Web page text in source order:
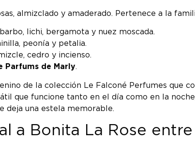
almizclado y amaderado. Pertenece a la
lichi, bergamota y nuez moscada.
peonía y petalia.
cedro y incienso.
Parfums de Marly.
de la colección Le Falconé Perfumes que
que funcione tanto en el día como en la
deja una estela memorable.
a Bonita La Rose